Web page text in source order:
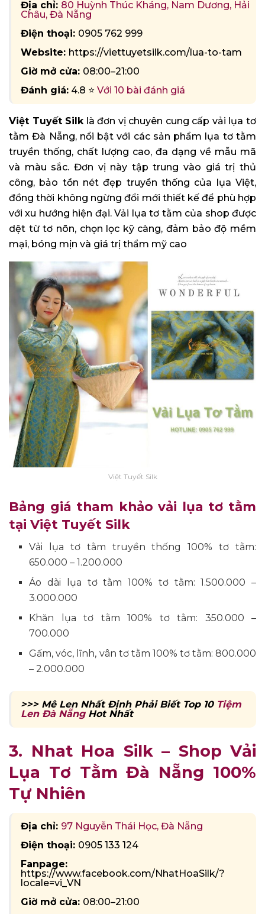
Địa chỉ: 80 Huỳnh Thúc Kháng, Nam Dương, Hải
Châu, Đà Nẵng
Điện thoại: 0905 762 999
Website: https://viettuyetsilk.com/lua-to-tam
Giờ mở cửa: 08:00–21:00
Đánh giá: 4.8 ⭐ Với 10 bài đánh giá
Việt Tuyết Silklà đơn vị chuyên cung cấp vải lụa tơ
tằm Đà Nẵng, nổi bật với các sản phẩm lụa tơ tằm
truyền thống, chất lượng cao, đa dạng về mẫu mã
và màu sắc. Đơn vị này tập trung vào giá trị thủ
công, bảo tồn nét đẹp truyền thống của lụa Việt,
đồng thời không ngừng đổi mới thiết kế để phù hợp
với xu hướng hiện đại. Vải lụa tơ tằm của shop được
dệt từ tơ nõn, chọn lọc kỹ càng, đảm bảo độ mềm
mại, bóng mịn và giá trị thẩm mỹ cao
Việt Tuyết Silk
Bảng giá tham khảo vải lụa tơ tằm
tại Việt Tuyết Silk
Vải lụa tơ tằm truyền thống 100% tơ tằm:
650.000 – 1.200.000
Áo dài lụa tơ tằm 100% tơ tằm: 1.500.000 –
3.000.000
Khăn lụa tơ tằm 100% tơ tằm: 350.000 –
700.000
Gấm, vóc, lĩnh, vân tơ tằm 100% tơ tằm: 800.000
– 2.000.000
>>> Mê Len Nhất Định Phải Biết Top 10 Tiệm
Len Đà NẵngHot Nhất
3. Nhat Hoa Silk – Shop Vải
Lụa Tơ Tằm Đà Nẵng 100%
Tự Nhiên
Địa chỉ: 97 Nguyễn Thái Học, Đà Nẵng
Điện thoại: 0905 133 124
Fanpage:
https://www.facebook.com/NhatHoaSilk/?
locale=vi_VN
Giờ mở cửa: 08:00–21:00